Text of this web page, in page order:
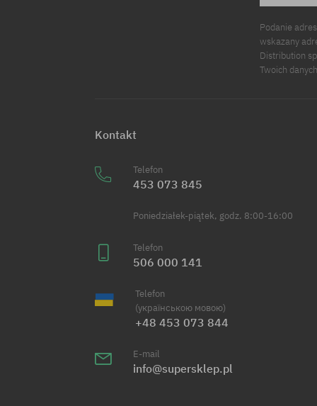
Podanie
wskazany
Distribution
Twoich
Kontakt
Telefon
453 073 845
Poniedziałek-piątek, godz. 8:00-16:00
Telefon
506 000 141
Telefon
(українською мовою)
+48 453 073 844
E-mail
info@supersklep.pl